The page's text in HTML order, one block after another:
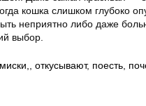
кошка слишком глубоко
неприятно либо даже
выбор.
миски, откусывают, поесть